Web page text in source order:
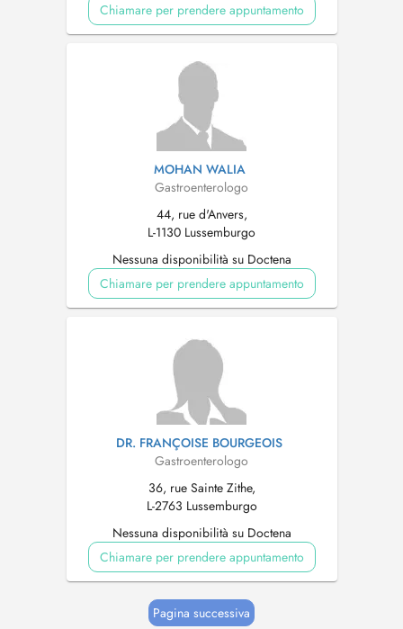
Chiamare per prendere appuntamento
MOHAN WALIA
Gastroenterologo
44, rue d'Anvers,
L-1130 Lussemburgo
Nessuna disponibilità su Doctena
Chiamare per prendere appuntamento
DR. FRANÇOISE BOURGEOIS
Gastroenterologo
36, rue Sainte Zithe,
L-2763 Lussemburgo
Nessuna disponibilità su Doctena
Chiamare per prendere appuntamento
Pagina successiva